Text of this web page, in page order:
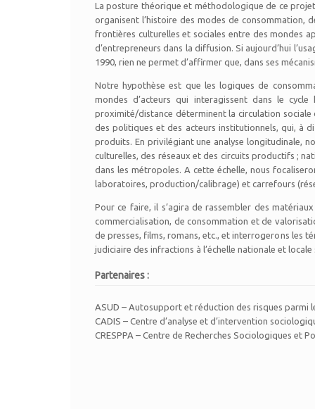
La posture théorique et méthodologique de ce
organisent l’histoire des modes de consommation,
frontières culturelles et sociales entre des mondes
d’entrepreneurs dans la diffusion. Si aujourd’hui
1990, rien ne permet d’affirmer que, dans ses
Notre hypothèse est que les logiques de
mondes d’acteurs qui interagissent dans le
proximité/distance déterminent la circulation
des politiques et des acteurs institutionnels, qui, à
produits. En privilégiant une analyse longitudinale,
culturelles, des réseaux et des circuits productifs ;
dans les métropoles. A cette échelle, nous
laboratoires, production/calibrage) et carrefours
Pour ce faire, il s’agira de rassembler des
commercialisation, de consommation et de
de presses, films, romans, etc., et interrogerons les
judiciaire des infractions à l’échelle nationale et
Partenaires :
ASUD – Autosupport et réduction des risques parmi
CADIS – Centre d’analyse et d’intervention
CRESPPA – Centre de Recherches Sociologiques et